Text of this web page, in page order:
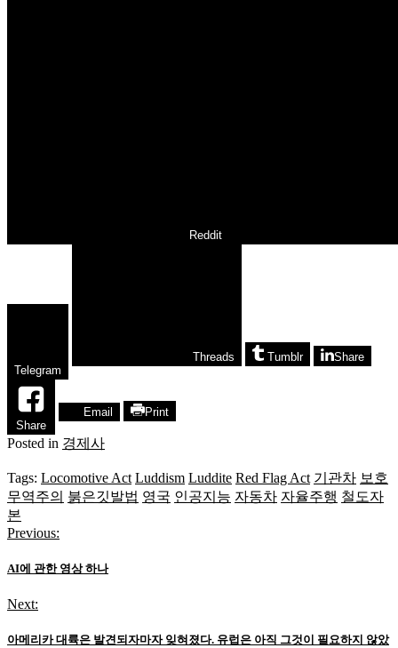
Reddit
Telegram
Threads Tumblr Share
Share
Email Print
Posted in 경제사
Tags: Locomotive Act Luddism Luddite Red Flag Act 기관차 보호
무역주의 붉은깃발법 영국 인공지능 자동차 자율주행 철도자
본
글
탐
색
Previous:
AI에 관한 영상 하나
Next:
아메리카 대륙은 발견되자마자 잊혀졌다. 유럽은 아직 그것이 필요하지 않았